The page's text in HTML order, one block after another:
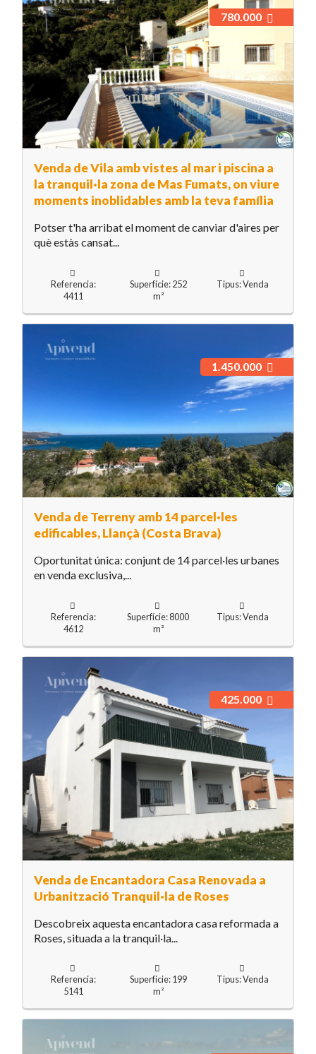
Venda de Vila amb vistes al mar i piscina a
la tranquil·la zona de Mas Fumats, on viure
moments inoblidables amb la teva família
780.000
Potser t'ha arribat el moment de canviar d'aires per
què estàs cansat...
Referencia:
4411
Superfície: 252
m²
Tipus: Venda
Venda de Terreny amb 14 parcel·les
edificables, Llançà (Costa Brava)
1.450.000
Oportunitat única: conjunt de 14 parcel·les urbanes
en venda exclusiva,...
Referencia:
4612
Superfície: 8000
m²
Tipus: Venda
Venda de Encantadora Casa Renovada a
Urbanització Tranquil·la de Roses
425.000
Descobreix aquesta encantadora casa reformada a
Roses, situada a la tranquil·la...
Referencia:
5141
Superfície: 199
m²
Tipus: Venda